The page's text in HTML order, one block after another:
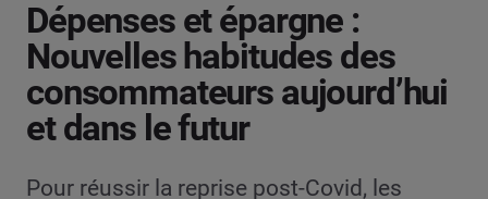
Dépenses et épargne :
Nouvelles habitudes des
consommateurs aujourd’hui
et dans le futur
Pour réussir la reprise post-Covid, les